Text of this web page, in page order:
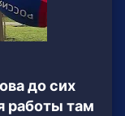
до сих
работы там